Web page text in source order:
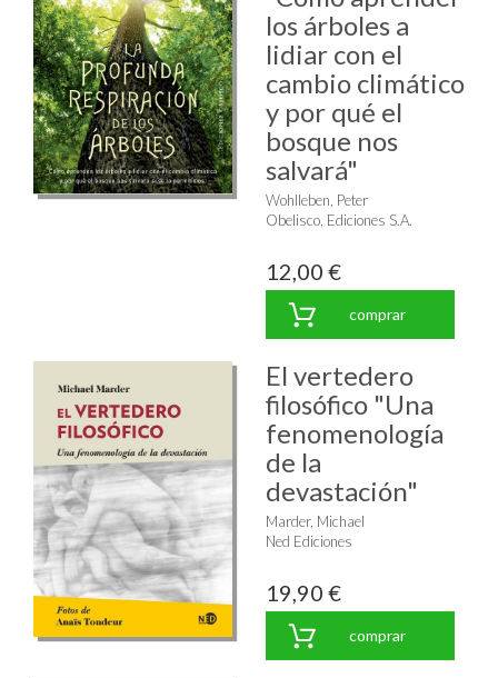
los árboles a
lidiar con el
cambio climático
y por qué el
bosque nos
salvará"
Wohlleben, Peter
Obelisco, Ediciones S.A.
12,00 €
comprar
El vertedero
filosófico "Una
fenomenología
de la
devastación"
Marder, Michael
Ned Ediciones
19,90 €
comprar